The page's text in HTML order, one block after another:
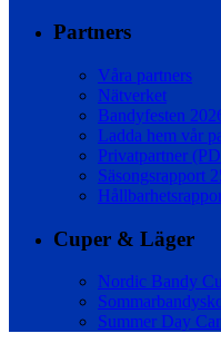
Partners
Våra partners
Nätverket
Bandyfesten
Ladda hem vår
Privatpartner
Säsongsrapport
Cuper & Läger
Nordic Bandy
Summer Day